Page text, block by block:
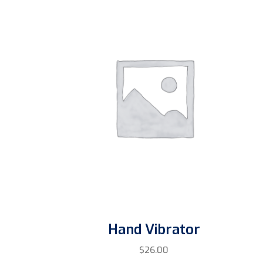
Hand Vibrator
$26.00